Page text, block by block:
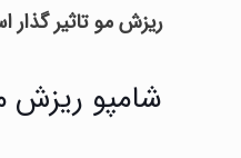
ریزش مو تاثیر
شامپو ریزش